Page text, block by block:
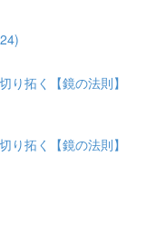
り拓く【鏡の法則】
り拓く【鏡の法則】